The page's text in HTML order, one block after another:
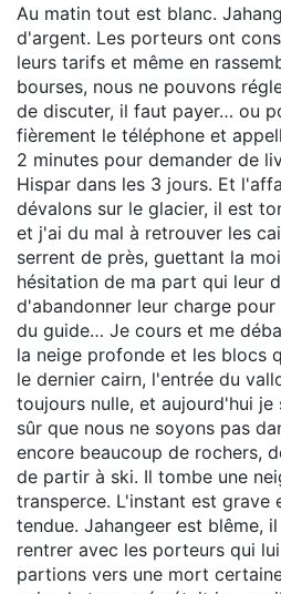
Au matin tout est blanc.
d'argent. Les porteurs ont
leurs tarifs et même en
bourses, nous ne pouvons
de discuter, il faut payer… ou
fièrement le téléphone et
2 minutes pour demander de
Hispar dans les 3 jours. Et
dévalons sur le glacier, il est
et j'ai du mal à retrouver les
serrent de près, guettant la
hésitation de ma part qui leur
d'abandonner leur charge
du guide… Je cours et me
la neige profonde et les blocs
le dernier cairn, l'entrée du
toujours nulle, et aujourd'hui je
sûr que nous ne soyons pas
encore beaucoup de rochers,
de partir à ski. Il tombe une
transperce. L'instant est grave
tendue. Jahangeer est blême,
rentrer avec les porteurs qui
partions vers une mort